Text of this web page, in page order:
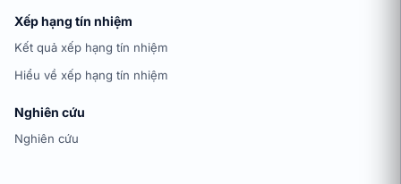
Xếp hạng tín nhiệm
Kết quả xếp hạng tín nhiệm
Hiểu về xếp hạng tín nhiệm
Nghiên cứu
Nghiên cứu